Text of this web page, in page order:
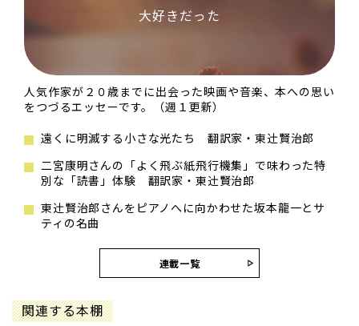
大好きだった
人気作家が２０歳までに出会った映画や音楽、本への思い
をつづるエッセーです。（週１更新）
遠くに明滅する小さな光たち 翻訳家・東辻󠄀賢治郎
二宮康明さんの「よく飛ぶ紙飛行機集」で味わった特
別な「読書」体験 翻訳家・東辻󠄀賢治郎
東辻󠄀賢治郎さんをピアノへに向かわせた坂本龍一とサ
ティの名曲
連載一覧
関連する本棚